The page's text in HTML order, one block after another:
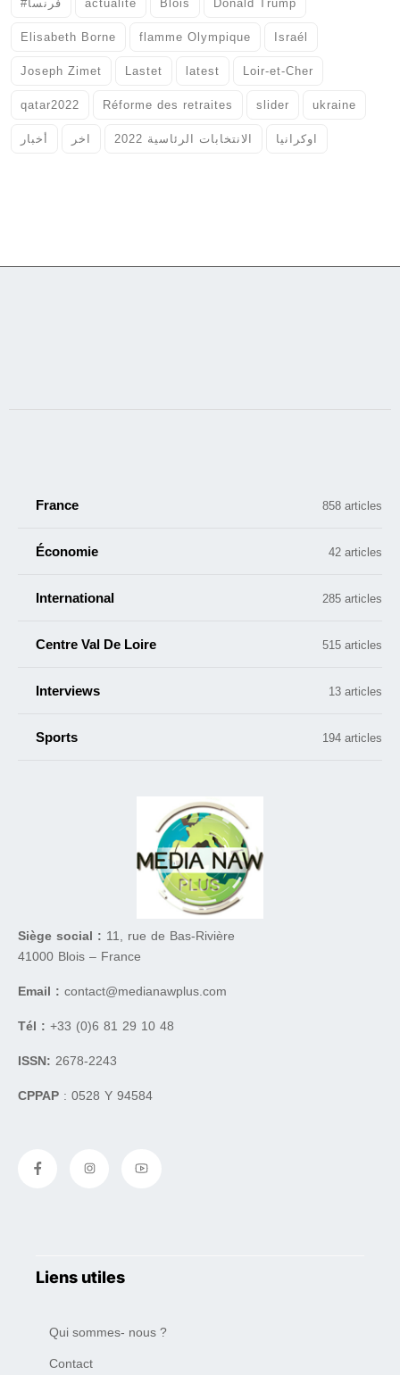
#فرنسا actualité Blois Donald Trump
Elisabeth Borne flamme Olympique Israél
Joseph Zimet Lastet latest Loir-et-Cher
qatar2022 Réforme des retraites slider ukraine
أخبار اخر الانتخابات الرئاسية 2022 اوكرانيا
France 858 articles
Économie 42 articles
International 285 articles
Centre Val De Loire 515 articles
Interviews 13 articles
Sports 194 articles
Siège social : 11, rue de Bas-Rivière
41000 Blois – France
Email : contact@medianawplus.com
Tél : +33 (0)6 81 29 10 48
ISSN: 2678-2243
CPPAP : 0528 Y 94584
Liens utiles
Qui sommes- nous ?
Contact